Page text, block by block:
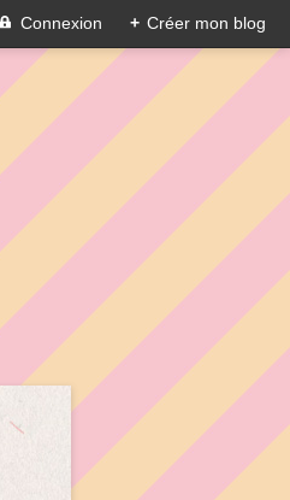
Connexion + Créer mon blog